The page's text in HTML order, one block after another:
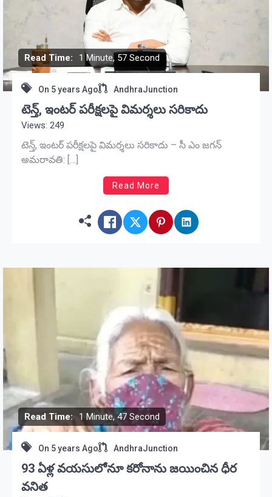
Read Time: 1 Minute, 57 Second
On 5 years Ago AndhraJunction
టెన్త్, ఇంటర్ పరీక్షలపై విమర్శలు సరికాదు
Views: 249
టెన్త్, ఇంటర్ పరీక్షలపై విమర్శలు సరికాదు – సీ ఎం జగన్
అమరావతి: […]
Read More
Read Time: 1 Minute, 47 Second
On 5 years Ago AndhraJunction
93 ఏళ్ల వయసులోనూ కరోనాను జయించిన ధీర
వనిత